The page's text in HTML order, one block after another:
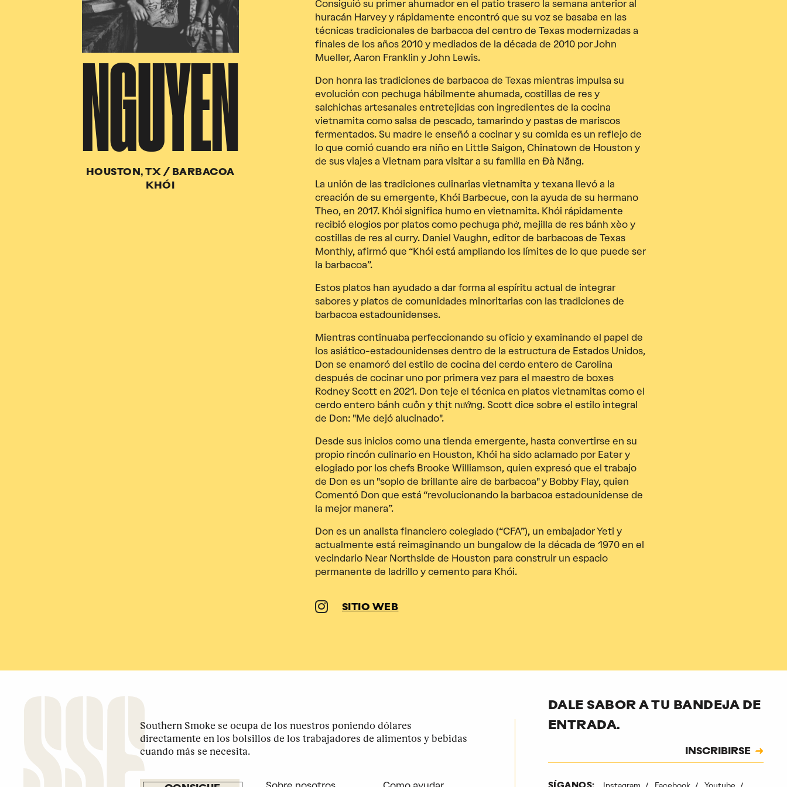
NGUYEN
HOUSTON, TX / BARBACOA
KHÓI
Consiguió su primer ahumador en el patio trasero la semana anterior al
huracán Harvey y rápidamente encontró que su voz se basaba en las
técnicas tradicionales de barbacoa del centro de Texas modernizadas a
finales de los años 2010 y mediados de la década de 2010 por John
Mueller, Aaron Franklin y John Lewis.
Don honra las tradiciones de barbacoa de Texas mientras impulsa su
evolución con pechuga hábilmente ahumada, costillas de res y
salchichas artesanales entretejidas con ingredientes de la cocina
vietnamita como salsa de pescado, tamarindo y pastas de mariscos
fermentados. Su madre le enseñó a cocinar y su comida es un reflejo de
lo que comió cuando era niño en Little Saigon, Chinatown de Houston y
de sus viajes a Vietnam para visitar a su familia en Đà Nẵng.
La unión de las tradiciones culinarias vietnamita y texana llevó a la
creación de su emergente, Khói Barbecue, con la ayuda de su hermano
Theo, en 2017. Khói significa humo en vietnamita. Khói rápidamente
recibió elogios por platos como pechuga phở, mejilla de res bánh xèo y
costillas de res al curry. Daniel Vaughn, editor de barbacoas de Texas
Monthly, afirmó que “Khói está ampliando los límites de lo que puede ser
la barbacoa”.
Estos platos han ayudado a dar forma al espíritu actual de integrar
sabores y platos de comunidades minoritarias con las tradiciones de
barbacoa estadounidenses.
Mientras continuaba perfeccionando su oficio y examinando el papel de
los asiático-estadounidenses dentro de la estructura de Estados Unidos,
Don se enamoró del estilo de cocina del cerdo entero de Carolina
después de cocinar uno por primera vez para el maestro de boxes
Rodney Scott en 2021. Don teje el técnica en platos vietnamitas como el
cerdo entero bánh cuốn y thịt nướng. Scott dice sobre el estilo integral
de Don: "Me dejó alucinado".
Desde sus inicios como una tienda emergente, hasta convertirse en su
propio rincón culinario en Houston, Khói ha sido aclamado por Eater y
elogiado por los chefs Brooke Williamson, quien expresó que el trabajo
de Don es un "soplo de brillante aire de barbacoa" y Bobby Flay, quien
Comentó Don que está “revolucionando la barbacoa estadounidense de
la mejor manera”.
Don es un analista financiero colegiado (“CFA”), un embajador Yeti y
actualmente está reimaginando un bungalow de la década de 1970 en el
vecindario Near Northside de Houston para construir un espacio
permanente de ladrillo y cemento para Khói.
SITIO WEB
Southern Smoke se ocupa de los nuestros poniendo dólares
directamente en los bolsillos de los trabajadores de alimentos y bebidas
cuando más se necesita.
DALE SABOR A TU BANDEJA DE
ENTRADA.
CAPTCHA
INSCRIBIRSE